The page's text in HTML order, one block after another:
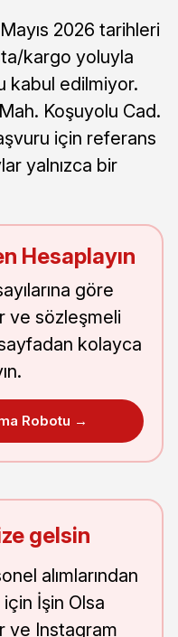
2026 tarihleri
kargo yoluyla
kabul edilmiyor.
Koşuyolu Cad.
için referans
yalnızca bir
Hesaplayın
göre
ve sözleşmeli
kolayca
Robotu →
gelsin
alımlarından
İşin Olsa
ve Instagram